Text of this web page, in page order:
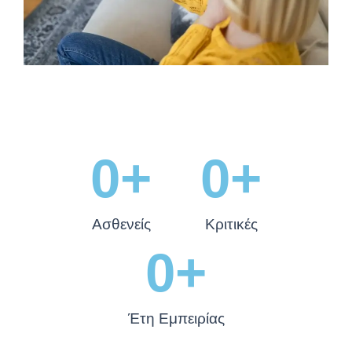
Ασθενείς
0+
Κριτικές
0+
Έτη Εμπειρίας
0+